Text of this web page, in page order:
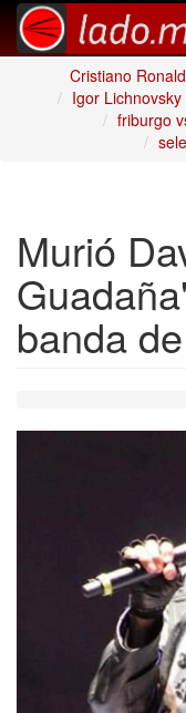
Cristiano
Igor Lichnovsky
friburgo
Murió
banda